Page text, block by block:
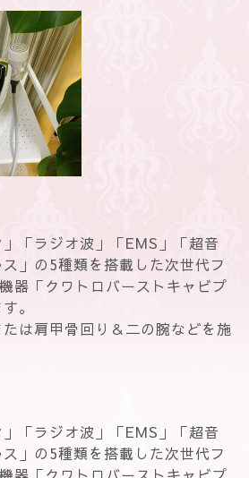
」「ラジオ波」「EMS」「超音
」の5種類を搭載した次世代フ
器「クワトロバーストキャビプ
。
は肩甲骨回り＆二の腕などを施
」「ラジオ波」「EMS」「超音
」の5種類を搭載した次世代フ